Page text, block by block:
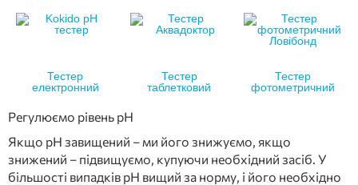
Тестер
електронний
Тестер
таблетковий
Тестер
фотометричний
Регулюємо рівень рН
Якщо рН завищений – ми його знижуємо, якщо
знижений – підвищуємо, купуючи необхідний засіб. У
більшості випадків рН вищий за норму, і його необхідно